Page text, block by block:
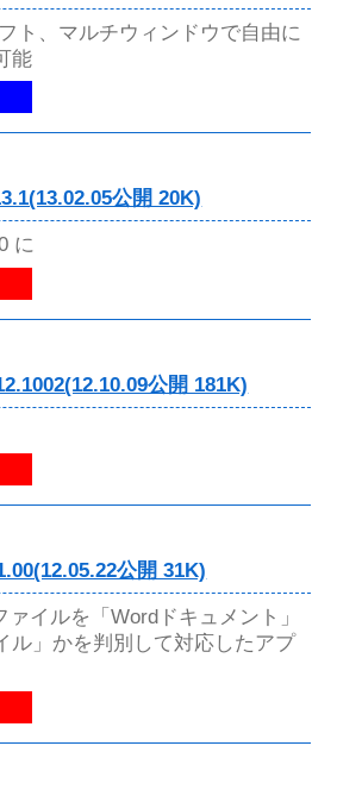
ト、マルチウィンドウで自由に
能
公開 20K)
に
公開 181K)
公開 31K)
イルを「Wordドキュメント」
ル」かを判別して対応したアプ